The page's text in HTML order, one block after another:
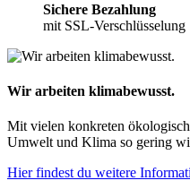
Sichere Bezahlung
mit SSL-Verschlüsselung
Wir arbeiten klimabewusst.
Mit vielen konkreten
Umwelt und Klima so gering
Hier findest du weitere